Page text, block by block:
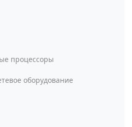
процессоры
оборудование